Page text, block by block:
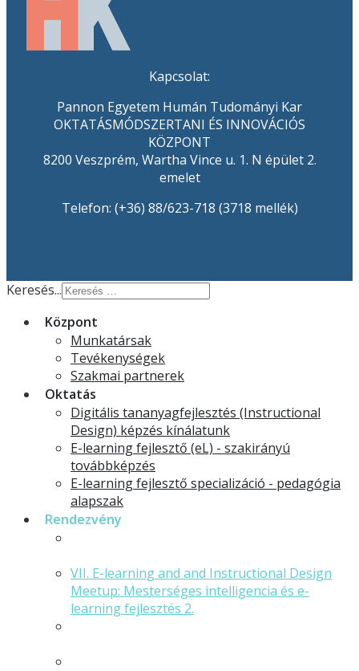
Kapcsolat:
Pannon Egyetem Humán Tudományi Kar
OKTATÁSMÓDSZERTANI ÉS INNOVÁCIÓS
KÖZPONT
8200 Veszprém, Wartha Vince u. 1. N épület 2.
emelet
Telefon: (+36) 88/623-718 (3718 mellék)
Keresés...
Központ
Munkatársak
Tevékenységek
Szakmai partnerek
Oktatás
Digitális tananyagfejlesztés (Instructional
Design) képzés kínálatunk
E-learning fejlesztő (eL) - szakirányú
továbbképzés
E-learning fejlesztő specializáció - pedagógia
alapszak
Rendezvény
VII. E-learning and and Instructional Design
Meetup: Mesterséges intelligencia és e-
learning fejlesztés 2.